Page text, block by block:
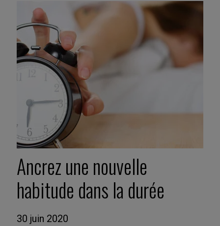
Ancrez une nouvelle
habitude dans la durée
30 juin 2020